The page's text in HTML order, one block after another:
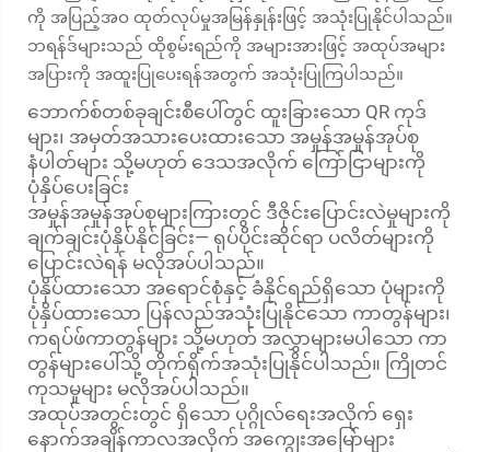
ကို အပြည့်အဝ ထုတ်လုပ်မှုအမြန်နှုန်းဖြင့် အသုံးပြုနိုင်ပါသည်။
ဘရန်ဒ်များသည် ထိုစွမ်းရည်ကို အများအားဖြင့် အထုပ်အများ
အပြားကို အထူးပြုပေးရန်အတွက် အသုံးပြုကြပါသည်။
ဘောက်စ်တစ်ခုချင်းစီပေါ်တွင် ထူးခြားသော QR ကုဒ်
များ၊ အမှတ်အသားပေးထားသော အမှုန်အမှုန်အုပ်စု
နံပါတ်များ သို့မဟုတ် ဒေသအလိုက် ကြော်ငြာများကို
ပုံနှိပ်ပေးခြင်း
အမှုန်အမှုန်အုပ်စုများကြားတွင် ဒီဇိုင်းပြောင်းလဲမှုများကို
ချက်ချင်းပုံနှိပ်နိုင်ခြင်း— ရုပ်ပိုင်းဆိုင်ရာ ပလိတ်များကို
ပြောင်းလဲရန် မလိုအပ်ပါသည်။
ပုံနှိပ်ထားသော အရောင်စုံနှင့် ခံနိုင်ရည်ရှိသော ပုံများကို
ပုံနှိပ်ထားသော ပြန်လည်အသုံးပြုနိုင်သော ကာတွန်များ၊
ကရပ်ဖ်ကာတွန်များ သို့မဟုတ် အလွှာများမပါသော ကာ
တွန်များပေါ်သို့ တိုက်ရိုက်အသုံးပြုနိုင်ပါသည်။ ကြိုတင်
ကုသမှုများ မလိုအပ်ပါသည်။
အထုပ်အတွင်းတွင် ရှိသော ပုဂ္ဂိုလ်ရေးအလိုက် ရှေး
နောက်အချိန်ကာလအလိုက် အကျွေးအမြော်များ